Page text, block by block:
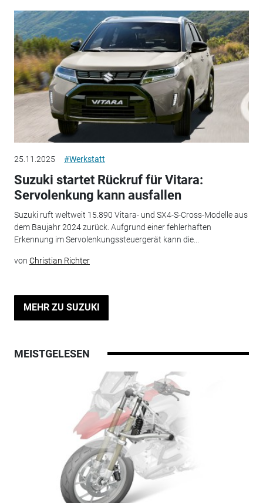
25.11.2025 #Werkstatt
Suzuki startet Rückruf für Vitara:
Servolenkung kann ausfallen
Suzuki ruft weltweit 15.890 Vitara- und SX4-S-Cross-Modelle aus
dem Baujahr 2024 zurück. Aufgrund einer fehlerhaften
Erkennung im Servolenkungssteuergerät kann die...
von Christian Richter
MEHR ZU SUZUKI
MEISTGELESEN